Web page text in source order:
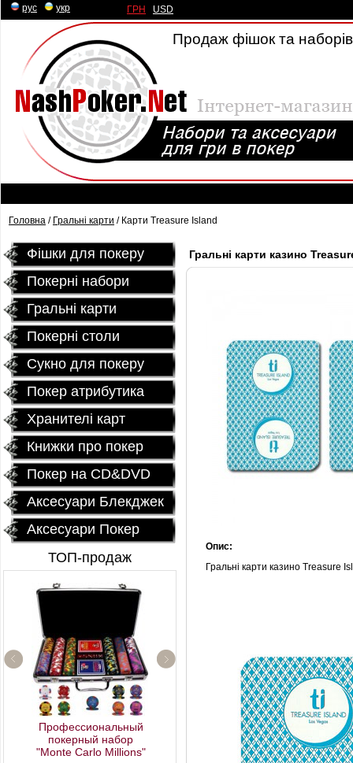
рус укр ГРН USD
Продаж фішок та
Головна / Гральні карти / Карти Treasure Island
Фішки для покеру
Покерні набори
Гральні карти
Покернi столи
Сукно для покеру
Покер атрибутика
Хранителі карт
Книжки про покер
Покер на CD&DVD
Аксесуари Блекджек
Аксесуари Покер
ТОП-продаж
Профессиональный
покерный набор
"Monte Carlo Millions"
Профессиональный
Гральні карти казино
Опис:
Гральні карти казино Treasure